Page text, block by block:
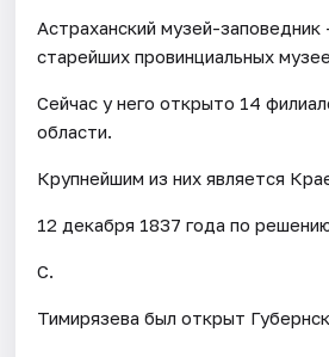
Астраханский музей-заповедник
старейших провинциальных
Сейчас у него открыто 14
области.
Крупнейшим из них является
12 декабря 1837 года по
С.
Тимирязева был открыт